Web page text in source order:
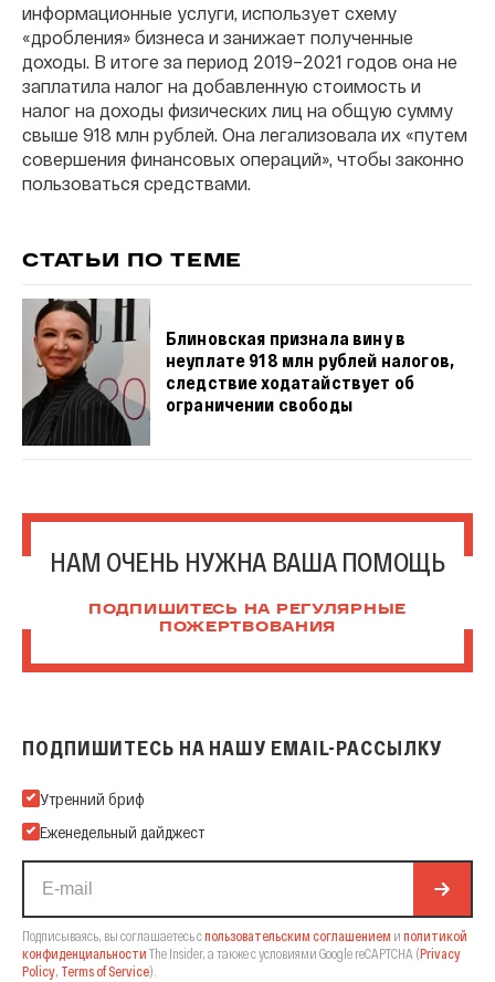
информационные услуги, использует схему
«дробления» бизнеса и занижает полученные
доходы. В итоге за период 2019–2021 годов она не
заплатила налог на добавленную стоимость и
налог на доходы физических лиц на общую сумму
свыше 918 млн рублей. Она легализовала их «путем
совершения финансовых операций», чтобы законно
пользоваться средствами.
СТАТЬИ ПО ТЕМЕ
Блиновская признала вину в
неуплате 918 млн рублей налогов,
следствие ходатайствует об
ограничении свободы
НАМ ОЧЕНЬ НУЖНА ВАША ПОМОЩЬ
ПОДПИШИТЕСЬ НА РЕГУЛЯРНЫЕ
ПОЖЕРТВОВАНИЯ
ПОДПИШИТЕСЬ НА НАШУ EMAIL-РАССЫЛКУ
Подпишитесь на нашу Email-рассылку
Утренний бриф
Еженедельный дайджест
Подписываясь, вы соглашаетесь спользовательским соглашением и политикой
конфиденциальности The Insider, а также с условиями Google reCAPTCHA (Privacy
Policy Terms of Service).